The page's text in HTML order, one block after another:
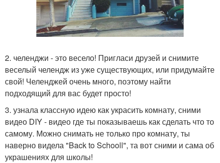
2. челенджи - это весело! Пригласи друзей и снимите
веселый челендж из уже существующих, или придумайте
свой! Челенджей очень много, поэтому найти
подходящий для вас будет просто!
3. узнала классную идею как украсить комнату, сними
видео DIY - видео где ты показываешь как сделать что то
самому. Можно снимать не только про комнату, ты
наверно видела "Back to Schooll", та вот сними и сама об
украшениях для школы!